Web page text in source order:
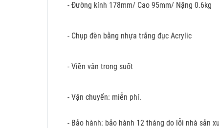
- Đường kính 178mm/ Cao 95mm/ Nặng 0.6kg
- Chụp đèn bằng nhựa trắng đục Acrylic
- Viền vân trong suốt
- Vận chuyển: miễn phí.
- Bảo hành: bảo hành 12 tháng do lỗi nhà sản